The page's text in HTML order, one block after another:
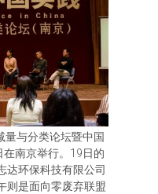
量与分类论坛暨中国
南京举行。19日的
达环保科技有限公司
则是面向零废弃联盟